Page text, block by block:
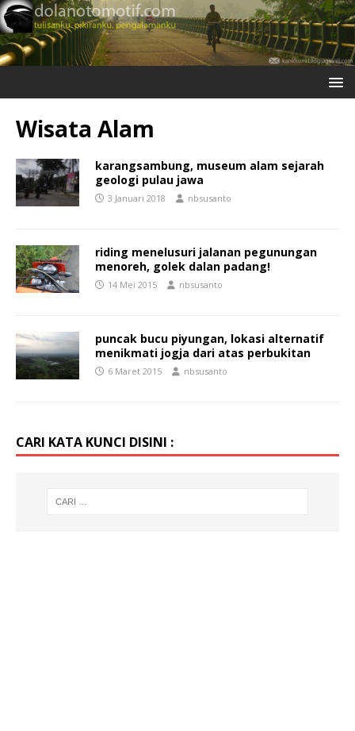
Wisata Alam
karangsambung, museum alam sejarah
geologi pulau jawa
3 Januari 2018 nbsusanto
riding menelusuri jalanan pegunungan
menoreh, golek dalan padang!
14 Mei 2015 nbsusanto
puncak bucu piyungan, lokasi alternatif
menikmati jogja dari atas perbukitan
6 Maret 2015 nbsusanto
CARI KATA KUNCI DISINI :